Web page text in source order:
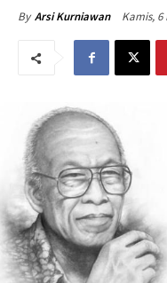
By Arsi Kurniawan Kamis, 6